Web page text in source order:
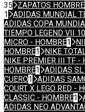
35
ZAPATOS HOMBRE
1
ADIDAS MUNDIAL
ADIDAS COPA
TIEMPO LEGEND VII
MICRO - HOMBRE1
HOMBRE1 NIKE
NIKE PREMIER III TF -
HOMBRE1 ADIDAS
CUERO1 ADIDAS
COURT X LEGO RED -
CLASSIC - HOMBRE1
ADIDAS NEO